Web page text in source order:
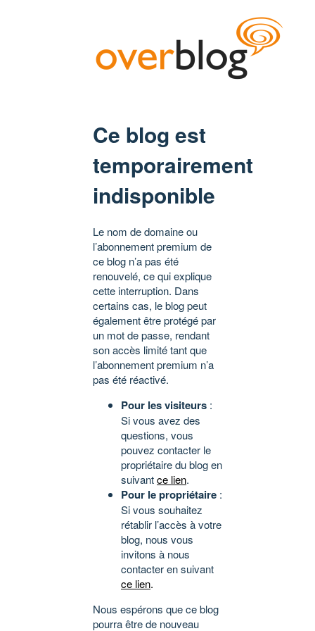
Ce blog est
temporairement
indisponible
Le nom de domaine ou
l’abonnement premium de
ce blog n’a pas été
renouvelé, ce qui explique
cette interruption. Dans
certains cas, le blog peut
également être protégé par
un mot de passe, rendant
son accès limité tant que
l’abonnement premium n’a
pas été réactivé.
Pour les visiteurs :
Si vous avez des
questions, vous
pouvez contacter le
propriétaire du blog en
suivantce lien.
Pour le propriétaire :
Si vous souhaitez
rétablir l’accès à votre
blog, nous vous
invitons à nous
contacter en suivant
ce lien.
Nous espérons que ce blog
pourra être de nouveau